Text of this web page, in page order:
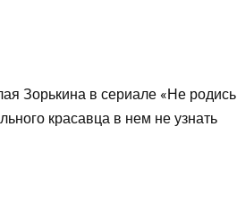
Зорькина в сериале «Не родись
красавца в нем не узнать